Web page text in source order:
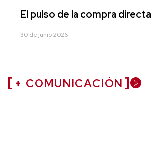
El pulso de la compra directa
30 de junio 2026
+ COMUNICACIÓN